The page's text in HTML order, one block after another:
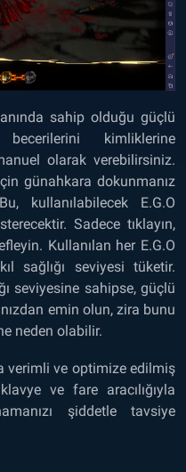
sahip olduğu güçlü
kimliklerine
olarak verebilirsiniz.
günahkara dokunmanız
kullanılabilecek E.G.O
Sadece tıklayın,
Kullanılan her E.G.O
sağlığı seviyesi tüketir.
seviyesine sahipse, güçlü
emin olun, zira bunu
neden olabilir.
verimli ve optimize edilmiş
ve fare aracılığıyla
şiddetle tavsiye